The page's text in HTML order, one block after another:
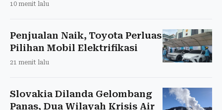
10 menit lalu
Penjualan Naik, Toyota Perluas
Pilihan Mobil Elektrifikasi
21 menit lalu
Slovakia Dilanda Gelombang
Panas, Dua Wilayah Krisis Air